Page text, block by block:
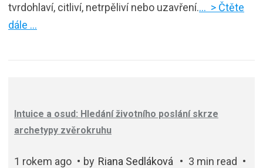
tvrdohlaví, citliví, netrpěliví nebo uzavření.… > Čtěte
dále …
Intuice a osud: Hledání životního poslání skrze
archetypy zvěrokruhu
1 rokem ago by Riana Sedláková
3 min read